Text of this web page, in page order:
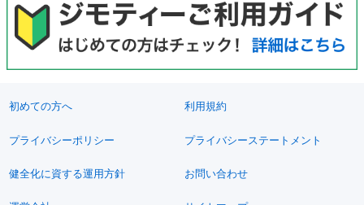
初めての方へ 利用規約
プライバシーポリシー プライバシーステートメント
健全化に資する運用方針 お問い合わせ